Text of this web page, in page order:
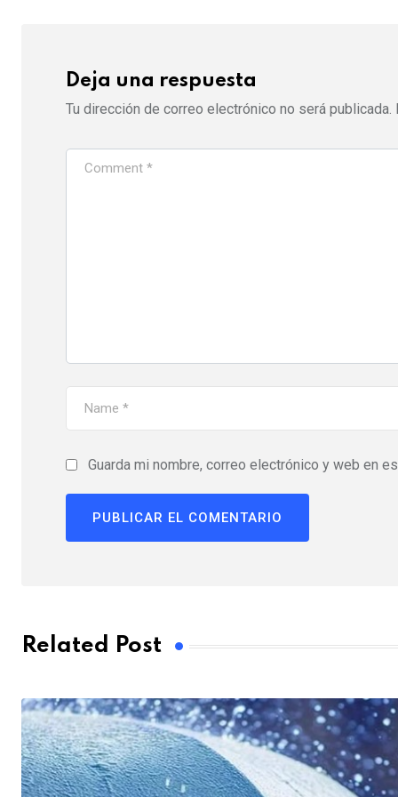
Deja una respuesta
Tu dirección de correo electrónico no será publicada.
Guarda mi nombre, correo electrónico y web en
Related Post